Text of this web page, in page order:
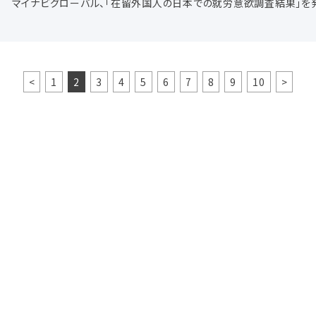
マイナビグローバル、「在留外国人の日本での就労意欲調査結果」を
< 1 2 3 4 5 6 7 8 9 10 >